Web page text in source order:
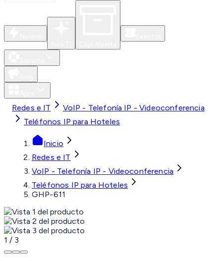
Redes e IT
VoIP - Telefonía IP - Videoconferencia
Teléfonos IP para Hoteles
Inicio
Redes e IT
VoIP - Telefonía IP - Videoconferencia
Teléfonos IP para Hoteles
GHP-611
1 / 3